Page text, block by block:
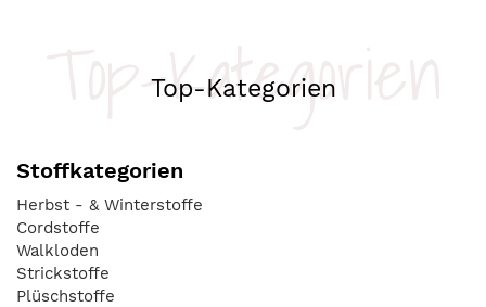
Top-Kategorien
Top-Kategorien
Stoffkategorien
Herbst - & Winterstoffe
Cordstoffe
Walkloden
Strickstoffe
Plüschstoffe